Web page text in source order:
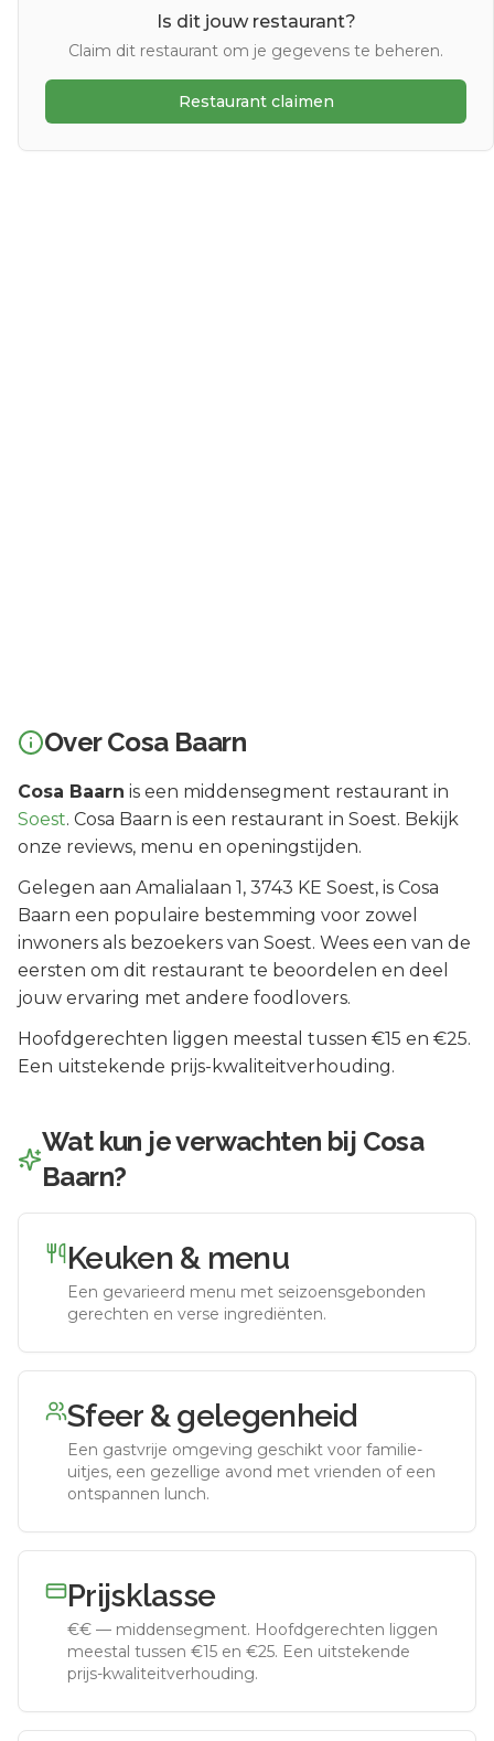
Is dit jouw restaurant?
Claim dit restaurant om je gegevens te beheren.
Restaurant claimen
OverCosa Baarn
Cosa Baarn is een middensegment restaurant in
Soest. Cosa Baarn is een restaurant in Soest. Bekijk
onze reviews, menu en openingstijden.
Gelegen aan Amalialaan 1, 3743 KE Soest, is Cosa
Baarn een populaire bestemming voor zowel
inwoners als bezoekers van Soest. Wees een van de
eersten om dit restaurant te beoordelen en deel
jouw ervaring met andere foodlovers.
Hoofdgerechten liggen meestal tussen €15 en €25.
Een uitstekende prijs-kwaliteitverhouding.
Wat kun je verwachten bij Cosa
Baarn?
Keuken & menu
Een gevarieerd menu met seizoensgebonden
gerechten en verse ingrediënten.
Sfeer & gelegenheid
Een gastvrije omgeving geschikt voor familie-
uitjes, een gezellige avond met vrienden of een
ontspannen lunch.
Prijsklasse
€€ — middensegment. Hoofdgerechten liggen
meestal tussen €15 en €25. Een uitstekende
prijs-kwaliteitverhouding.